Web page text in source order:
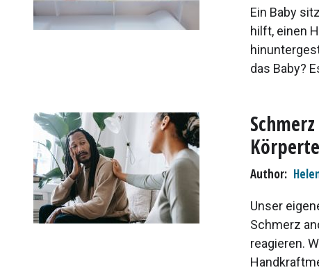
Ein Baby
hilft, einen
das Baby?
Author
Unser
Schmerz
reagieren.